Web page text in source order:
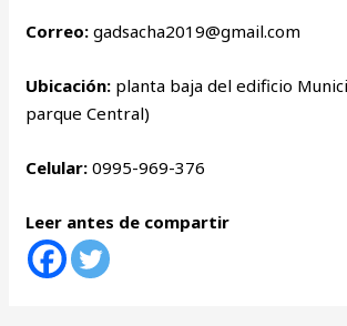
Correo: gadsacha2019@gmail.com
Ubicación: planta baja del edificio
parque Central)
Celular:0995-969-376
Leer antes de compartir